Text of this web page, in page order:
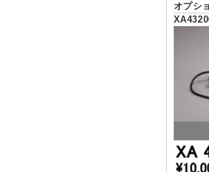
オプシ